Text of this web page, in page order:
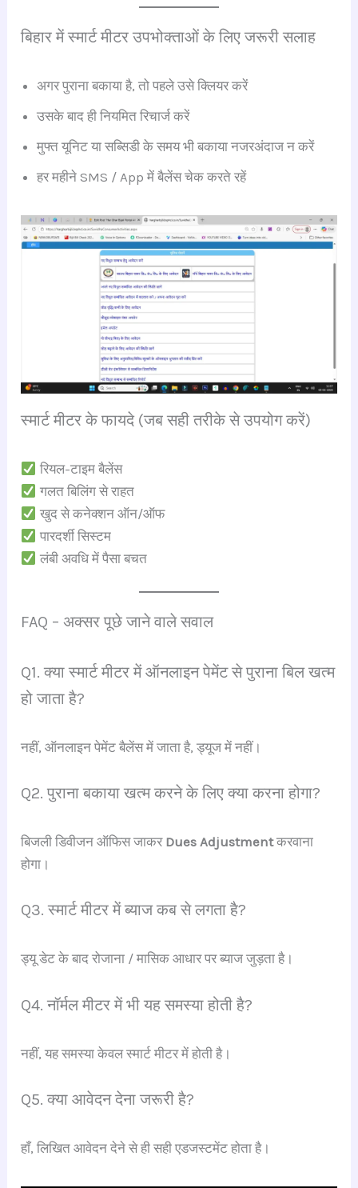
बिहार में स्मार्ट मीटर उपभोक्ताओं के लिए जरूरी सलाह
अगर पुराना बकाया है, तो पहले उसे क्लियर करें
उसके बाद ही नियमित रिचार्ज करें
मुफ्त यूनिट या सब्सिडी के समय भी बकाया नजरअंदाज न करें
हर महीने SMS / App में बैलेंस चेक करते रहें
स्मार्ट मीटर के फायदे (जब सही तरीके से उपयोग करें)
रियल-टाइम बैलेंस
गलत बिलिंग से राहत
खुद से कनेक्शन ऑन/ऑफ
पारदर्शी सिस्टम
लंबी अवधि में पैसा बचत
FAQ – अक्सर पूछे जाने वाले सवाल
Q1. क्या स्मार्ट मीटर में ऑनलाइन पेमेंट से पुराना बिल खत्म
हो जाता है?
नहीं, ऑनलाइन पेमेंट बैलेंस में जाता है, ड्यूज में नहीं।
Q2. पुराना बकाया खत्म करने के लिए क्या करना होगा?
बिजली डिवीजन ऑफिस जाकर Dues Adjustmentकरवाना
होगा।
Q3. स्मार्ट मीटर में ब्याज कब से लगता है?
ड्यू डेट के बाद रोजाना / मासिक आधार पर ब्याज जुड़ता है।
Q4. नॉर्मल मीटर में भी यह समस्या होती है?
नहीं, यह समस्या केवल स्मार्ट मीटर में होती है।
Q5. क्या आवेदन देना जरूरी है?
हाँ, लिखित आवेदन देने से ही सही एडजस्टमेंट होता है।